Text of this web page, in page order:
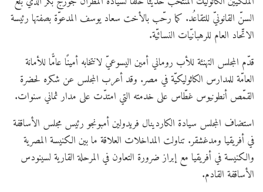
السنّ القانونيّ للتقاعُد. كما رحّب بالأخت سعاد يوسف المدعوّة بصفتها رئيسة
الاتّحاد العام للرهبانيّات النسائيّة.
قدّم المجلس التهنئة للأب روماني أمين اليسوعيّ لانتخابه أمينًا عامًّا للأمانة
العامّة للمدارس الكاثوليكيّة في مصر. وقد أعرب المجلس عن شكره لحضرة
القمّص أنطونيوس غطّاس على خدمته التي امتدّت على مدار ثماني سنوات.
استضاف المجلس سيادة الكاردينال فريدولين أمبونجو رئيس مجلس الأساقفة
في أفريقيا ومدغشقر. تناولت المداخلات العلاقة ما بين الكنيسة المصرية
والكنيسة في أفريقيا مع إبراز ضرورة التعاون في المرحلة القارية لسينودس
الأساقفة القادم.